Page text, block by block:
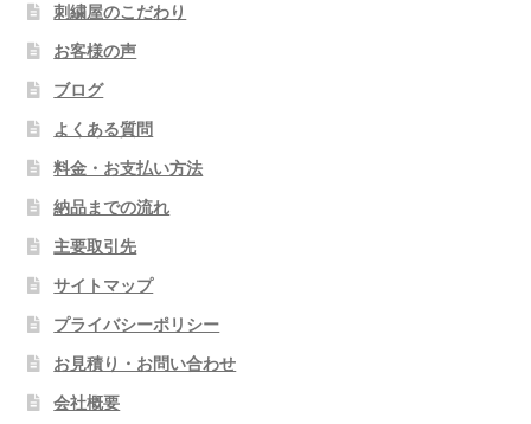
刺繍屋のこだわり
お客様の声
ブログ
よくある質問
料金・お支払い方法
納品までの流れ
主要取引先
サイトマップ
プライバシーポリシー
お見積り・お問い合わせ
会社概要